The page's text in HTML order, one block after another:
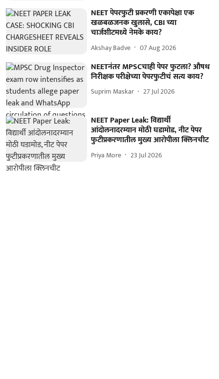
NEET पेपरफुटी प्रकरणी एकापेक्षा एक
खळबळजनक खुलासे, CBI च्या
चार्जशीटमध्ये नेमके काय?
Akshay Badve 07 Aug 2026
NEETनंतर MPSCचाही पेपर फुटला? औषध
निरीक्षक परीक्षेच्या पेपरफुटीचं सत्य काय?
Suprim Maskar 27 Jul 2026
NEET Paper Leak: विद्यार्थी
आंदोलनादरम्यान मोठी घडामोड, नीट पेपर
फुटीप्रकरणातील मुख्य आरोपीला क्लिनचीट
Priya More 23 Jul 2026